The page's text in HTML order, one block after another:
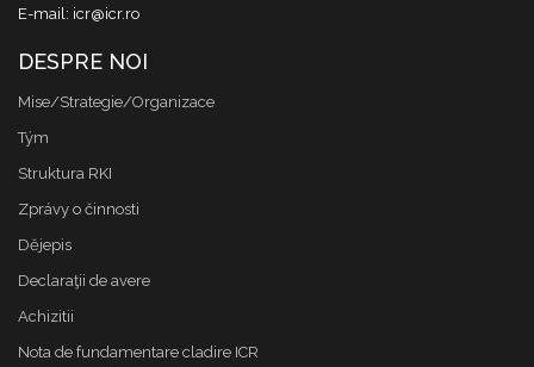
E-mail: icr@icr.ro
DESPRE NOI
Mise/Strategie/Organizace
Tým
Struktura RKI
Zprávy o činnosti
Dějepis
Declaraţii de avere
Achizitii
Nota de fundamentare cladire ICR